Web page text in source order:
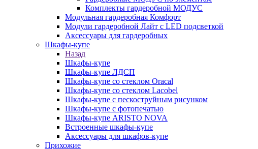
Комплекты гардеробной МОДУС
Модульная гардеробная Комфорт
Модули гардеробной Лайт с LED подсветкой
Аксессуары для гардеробных
Шкафы-купе
Назад
Шкафы-купе
Шкафы-купе ЛДСП
Шкафы-купе со стеклом Oracal
Шкафы-купе со стеклом Lacobel
Шкафы-купе с пескоструйным рисунком
Шкафы-купе с фотопечатью
Шкафы-купе ARISTO NOVA
Встроенные шкафы-купе
Аксессуары для шкафов-купе
Прихожие